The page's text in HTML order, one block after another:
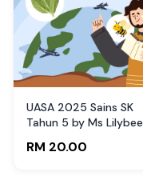
UASA 2025 Sains SK
Tahun 5 by Ms Lilybee
RM 20.00